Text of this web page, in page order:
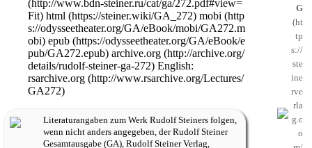
G
html mobi
epub
archive.org
English:
rsarchive.org
Literaturangaben zum Werk Rudolf Steiners folgen,
wenn nicht anders angegeben, derRudolf Steiner
Gesamtausgabe (GA), Rudolf Steiner Verlag,